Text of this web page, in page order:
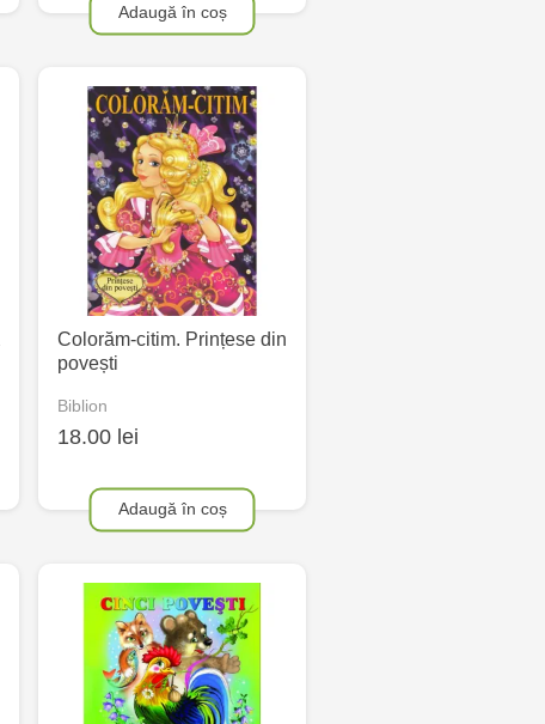
Adaugă în coș
Colorăm-citim. Prințese din
povești
Biblion
18.00 lei
Adaugă în coș